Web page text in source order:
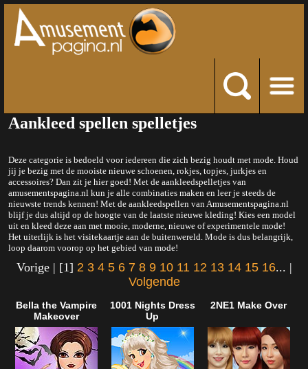
Aankleed spellen spelletjes
Deze categorie is bedoeld voor iedereen die zich bezig houdt met mode. Houd
jij je bezig met de mooiste nieuwe schoenen, rokjes, topjes, jurkjes en
accessoires? Dan zit je hier goed! Met de aankleedspelletjes van
amusementspagina.nl kun je alle combinaties maken en leer je steeds de
nieuwste trends kennen! Met de aankleedspellen van Amusementspagina.nl
blijf je dus altijd op de hoogte van de laatste nieuwe kleding! Kies een model
uit en kleed deze aan met mooie, moderne, nieuwe of experimentele mode!
Het uiterlijk is het visitekaartje aan de buitenwereld. Mode is dus belangrijk,
loop daarom voorop op het gebied van mode!
Vorige | [1] 2 3 4 5 6 7 8 9 10 11 12 13 14 15 16... |
Volgende
Bella the Vampire
Makeover
1001 Nights Dress
Up
2NE1 Make Over